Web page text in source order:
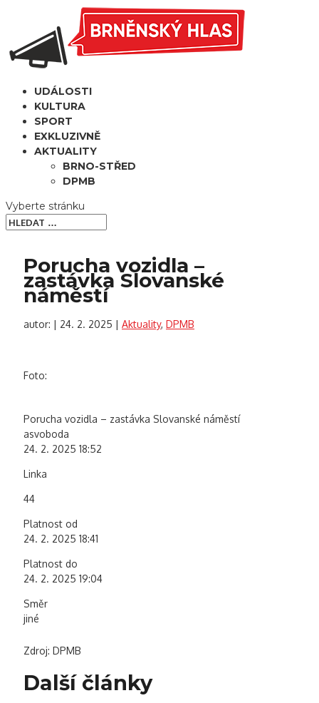
UDÁLOSTI
KULTURA
SPORT
EXKLUZIVNĚ
AKTUALITY
BRNO-STŘED
DPMB
Vyberte stránku
Porucha vozidla –
zastávka Slovanské
náměstí
autor: | 24. 2. 2025 | Aktuality, DPMB
Foto:
Porucha vozidla – zastávka Slovanské náměstí
asvoboda
24. 2. 2025 18:52
Linka
44
Platnost od
24. 2. 2025 18:41
Platnost do
24. 2. 2025 19:04
Směr
jiné
Zdroj: DPMB
Další články